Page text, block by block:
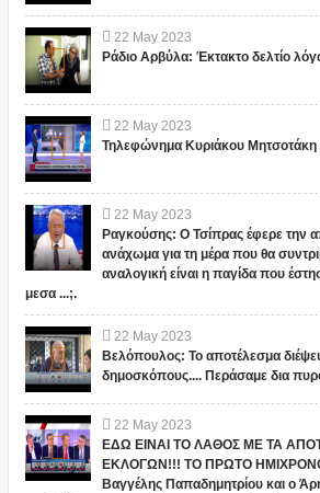
22 May 2023
Ράδιο Αρβύλα: Έκτακτο δελτίο
22 May 2023
Τηλεφώνημα Κυριάκου Μητσοτάκη
22 May 2023
Ραγκούσης: Ο Τσίπρας έφερε την
ανάχωμα για τη μέρα που θα
αναλογική είναι η παγίδα που
μεσα ...;.
22 May 2023
Βελόπουλος: Το αποτέλεσμα
δημοσκόπους.... Περάσαμε δια
22 May 2023
ΕΔΩ ΕΙΝΑΙ ΤΟ ΛΑΘΟΣ ΜΕ ΤΑ
ΕΚΛΟΓΩΝ!!! ΤΟ ΠΡΩΤΟ
Βαγγέλης Παπαδημητρίου και ο